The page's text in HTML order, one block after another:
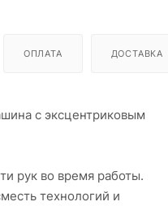
ОПЛАТА ДОСТАВКА
с эксцентриковым
рук во время работы.
технологий и